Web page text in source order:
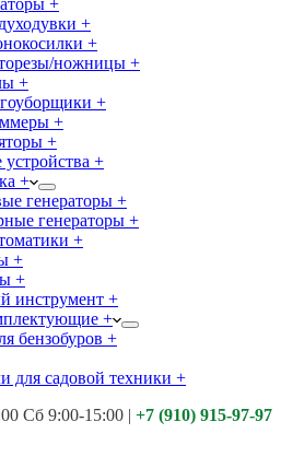
+
+
+
ножницы +
+
+
+
+
+
+
генераторы +
генераторы +
+
+
+
инструмент +
+
бензобуров +
для садовой техники +
д.113
Сб 9:00-15:00 | +7 (910) 915-97-97